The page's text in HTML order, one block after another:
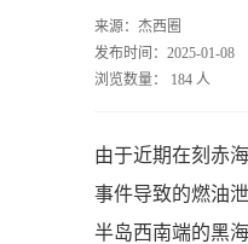
来源：杰西圈
发布时间：2025-01-08
浏览数量： 184人
由于近期在刻赤
事件导致的燃油
半岛西南端的黑